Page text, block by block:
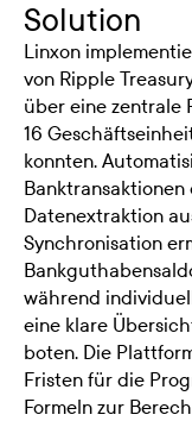
Solution
Linxon
von Ripple
über eine zentrale
16
konnten.
Datenextraktion
Synchronisation
während
eine klare
boten. Die
Fristen für die
Formeln zur